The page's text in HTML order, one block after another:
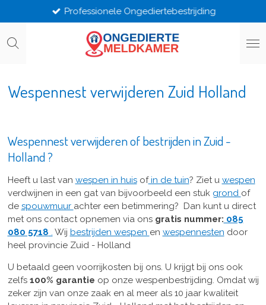
direct
naar
Professionele Ongediertebestrijding
Wespennest verwijderen Zuid Holland
Wespennest verwijderen of bestrijden in Zuid -
Holland ?
Heeft u last van wespen in huisofin de tuin? Ziet u wespen
verdwijnen in een gat van bijvoorbeeld een stuk grond of
de spouwmuur achter een betimmering? Dan kunt u direct
met ons contact opnemen via ons gratis nummer: 085
080 5718 . Wij bestrijden wespen en wespennesten door
heel provincie Zuid - Holland
U betaald geen voorrijkosten bij ons. U krijgt bij ons ook
zelfs 100% garantie op onze wespenbestrijding. Omdat wij
zeker zijn van onze zaak en al meer als 10 jaar kwaliteit